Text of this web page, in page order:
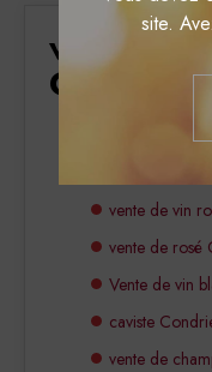
site.
vente de
Condrieu
vente de vin
vente de rosé
Vente de vin
caviste
vente de